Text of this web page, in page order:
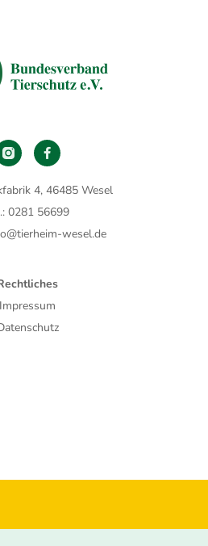
4, 46485 Wesel
0281 56699
wesel.de
Impressum